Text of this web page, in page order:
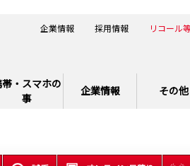
・スマホの
事
企業情報 その他
企業情報 採用情報 リコール